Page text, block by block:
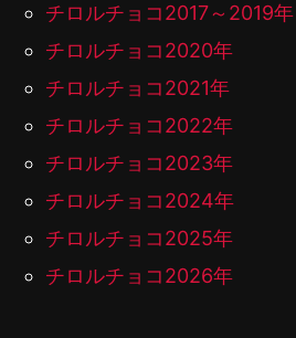
チロルチョコ2017～2019年
チロルチョコ2020年
チロルチョコ2021年
チロルチョコ2022年
チロルチョコ2023年
チロルチョコ2024年
チロルチョコ2025年
チロルチョコ2026年